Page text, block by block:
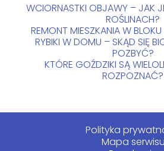
WCIORNASTKI OBJAWY – JAK
ROŚLINACH?
REMONT MIESZKANIA W
RYBIKI W DOMU – SKĄD SIĘ
POZBYĆ?
KTÓRE GOŹDZIKI SĄ
ROZPOZNAĆ?
Polityka
Mapa serwisu